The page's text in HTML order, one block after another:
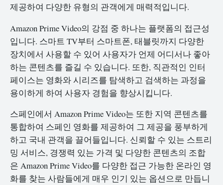
제공하여 다양한 유형의 관객에게 매력적입니다.
Amazon Prime Video의 강점 중 하나는 플랫폼의 접근성
입니다. 스마트 TV부터 스마트폰, 태블릿까지 다양한
장치에서 사용할 수 있어 사용자가 언제 어디서나 좋아
하는 콘텐츠를 즐길 수 있습니다. 또한, 직관적인 인터
페이스는 영화와 시리즈를 탐색하고 검색하는 과정을
용이하게 하여 사용자 경험을 향상시킵니다.
스페인에서 Amazon Prime Video는 또한 지역 콘텐츠를
통합하여 스페인 영화를 제공하여 그 제공을 풍부하게
하고 국내 관객을 끌어들입니다. 신뢰할 수 있는 스트리
밍 서비스, 경쟁력 있는 가격 및 다양한 콘텐츠의 조합
은 Amazon Prime Video를 다양한 접근 가능한 온라인 영
화를 찾는 사람들에게 매우 인기 있는 옵션으로 만듭니